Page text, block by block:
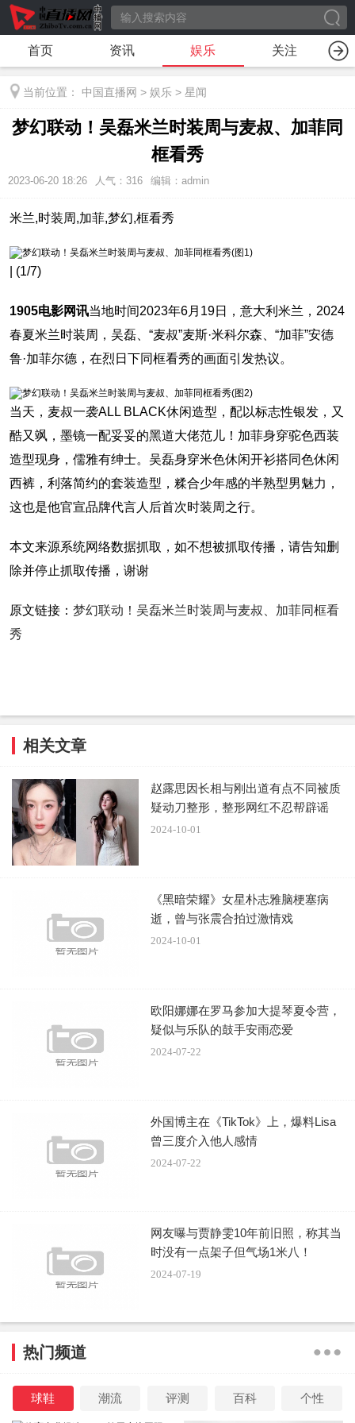
首页 资讯 娱乐 关注
当前位置： 中国直播网 > 娱乐 > 星闻
梦幻联动！吴磊米兰时装周与麦叔、加菲同
框看秀
2023-06-20 18:26 人气： 316 编辑：admin
米兰,时装周,加菲,梦幻,框看秀
| (1/7)
1905电影网讯当地时间2023年6月19日，意大利米兰，2024
春夏米兰时装周，吴磊、“麦叔”麦斯·米科尔森、“加菲”安德
鲁·加菲尔德，在烈日下同框看秀的画面引发热议。
当天，麦叔一袭ALL BLACK休闲造型，配以标志性银发，又
酷又飒，墨镜一配妥妥的黑道大佬范儿！加菲身穿驼色西装
造型现身，儒雅有绅士。吴磊身穿米色休闲开衫搭同色休闲
西裤，利落简约的套装造型，糅合少年感的半熟型男魅力，
这也是他官宣品牌代言人后首次时装周之行。
本文来源系统网络数据抓取，如不想被抓取传播，请告知删
除并停止抓取传播，谢谢
原文链接： 梦幻联动！吴磊米兰时装周与麦叔、加菲同框看
秀
相关文章
赵露思因长相与刚出道有点不同被质
疑动刀整形，整形网红不忍帮辟谣
2024-10-01
《黑暗荣耀》女星朴志雅脑梗塞病
逝，曾与张震合拍过激情戏
2024-10-01
欧阳娜娜在罗马参加大提琴夏令营，
疑似与乐队的鼓手安雨恋爱
2024-07-22
外国博主在《TikTok》上，爆料Lisa
曾三度介入他人感情
2024-07-22
网友曝与贾静雯10年前旧照，称其当
时没有一点架子但气场1米八！
2024-07-19
热门频道
球鞋 潮流 评测 百科 个性